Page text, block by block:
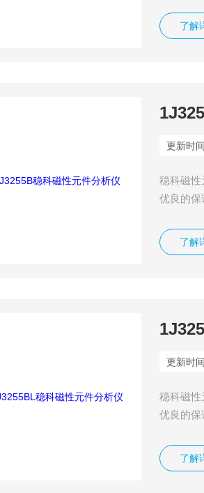
了解
更新时间
稳科磁性
优良的保
了解
更新时间
稳科磁性
优良的保
了解